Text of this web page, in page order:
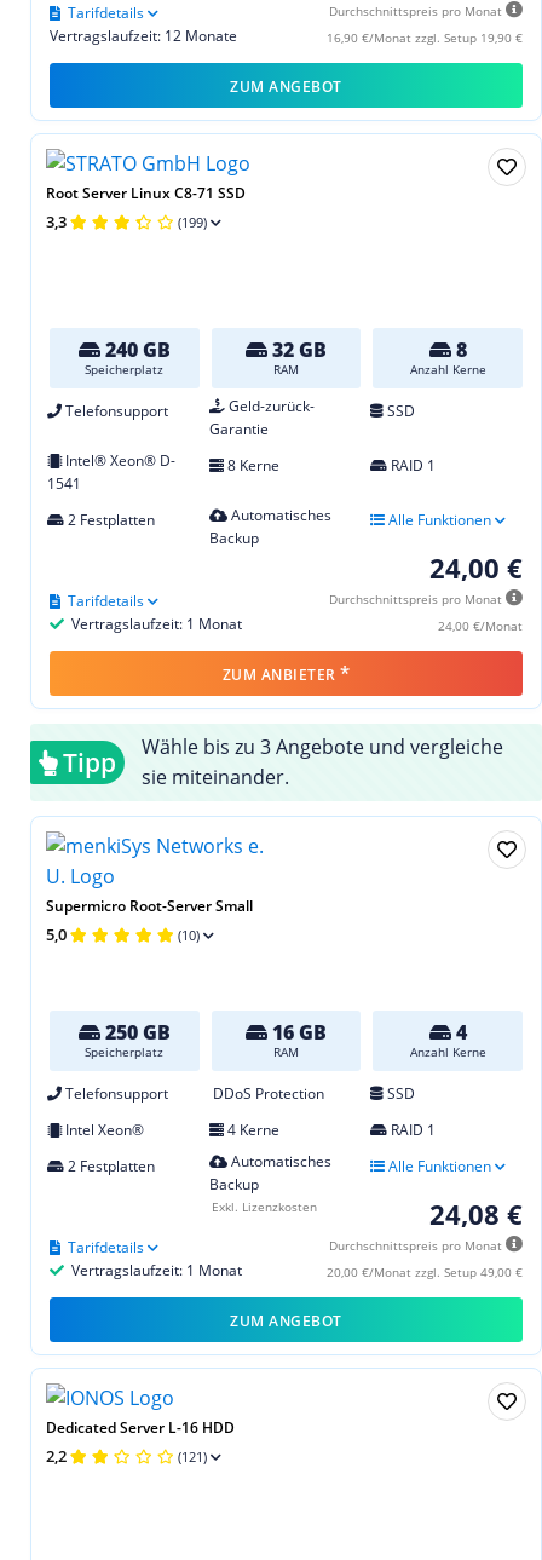
Durchschnittspreis pro Monat
16,90 €/Monat zzgl. Setup 19,90 €
Vertragslaufzeit: 12 Monate
Tarifdetails
ZUM ANGEBOT
Root Server Linux C8-71 SSD
3,3 (199)
240 GB
Speicherplatz
32 GB
RAM
8
Anzahl Kerne
Telefonsupport
Geld-zurück-
Garantie
SSD
Intel® Xeon® D-
1541
8 Kerne RAID 1
2 Festplatten
Automatisches
Backup
Alle Funktionen
24,00 €
Durchschnittspreis pro Monat
24,00 €/Monat
Vertragslaufzeit: 1 Monat
Tarifdetails
ZUM ANBIETER *
Tipp
Wähle bis zu 3 Angebote und vergleiche
sie miteinander.
Supermicro Root-Server Small
5,0 (10)
250 GB
Speicherplatz
16 GB
RAM
4
Anzahl Kerne
Telefonsupport DDoS Protection
SSD
Intel Xeon®
4 Kerne
RAID 1
2 Festplatten
Automatisches
Backup
Alle Funktionen
24,08 €
Durchschnittspreis pro Monat
20,00 €/Monat zzgl. Setup 49,00 €
Vertragslaufzeit: 1 Monat
Tarifdetails
Exkl. Lizenzkosten
ZUM ANGEBOT
Dedicated Server L-16 HDD
2,2 (121)